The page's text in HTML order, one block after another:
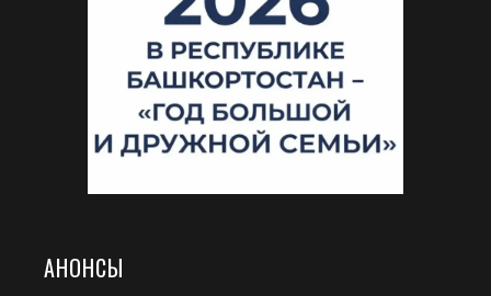
АНОНСЫ